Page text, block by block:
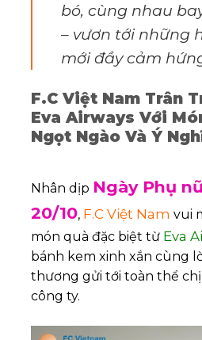
bó, cùng nhau
– vươn tới những
mới đầy cảm
F.C Việt Nam Trân
Eva Airways Với
Ngọt Ngào Và Ý
Nhân dịp Ngày Phụ
20/10, F.C Việt Nam vui
món quà đặc biệt từ Eva
bánh kem xinh xắn cùng
thương gửi tới toàn thể
công ty.